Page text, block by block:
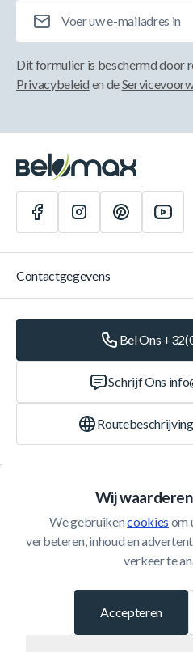
Wij
We gebruiken cookies om
verbeteren, inhoud en
verkeer te
Accepteren
Dit formulier is beschermd door
Privacybeleid en de
Klantenservice
Contactgegevens
Bel Ons
Schrijf Ons